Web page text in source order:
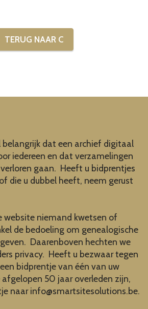
TERUG NAAR C
dat een archief digitaal
iedereen en dat verzamelingen
gaan. Heeft u bidprentjes
die u dubbel heeft, neem gerust
website niemand kwetsen of
de bedoeling om genealogische
Daarenboven hechten we
privacy. Heeft u bezwaar tegen
bidprentje van één van uw
50 jaar overleden zijn,
naarinfo@smartsitesolutions.be.